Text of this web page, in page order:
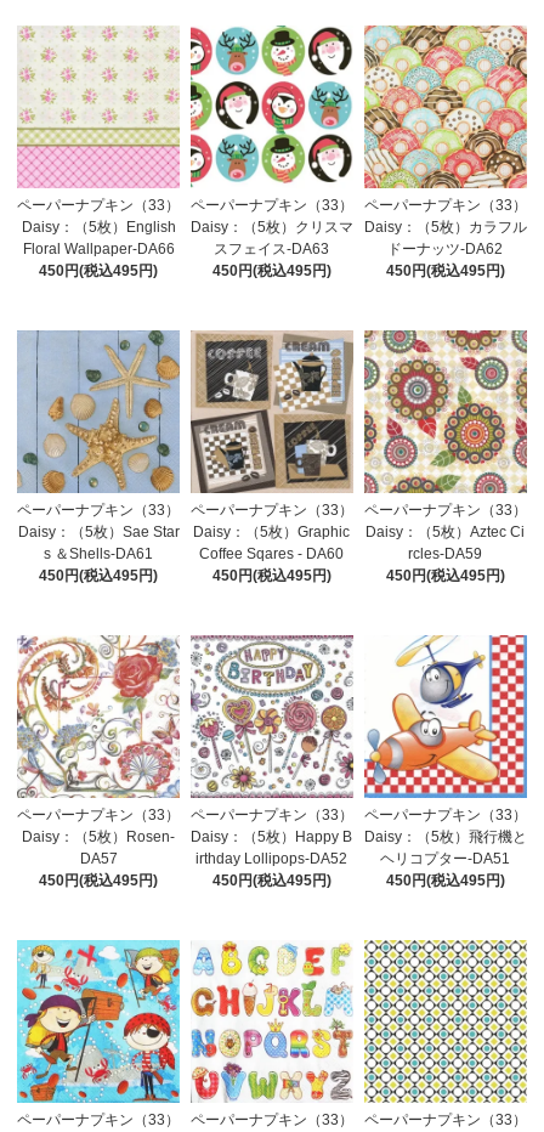
ペーパーナプキン（33）
Daisy：（5枚）English
Floral Wallpaper-DA66
450円(税込495円)
ペーパーナプキン（33）
Daisy：（5枚）クリスマ
スフェイス-DA63
450円(税込495円)
ペーパーナプキン（33）
Daisy：（5枚）カラフル
ドーナッツ-DA62
450円(税込495円)
ペーパーナプキン（33）
Daisy：（5枚）Sae Star
s ＆Shells-DA61
450円(税込495円)
ペーパーナプキン（33）
Daisy：（5枚）Graphic
Coffee Sqares - DA60
450円(税込495円)
ペーパーナプキン（33）
Daisy：（5枚）Aztec Ci
rcles-DA59
450円(税込495円)
ペーパーナプキン（33）
Daisy：（5枚）Rosen-
DA57
450円(税込495円)
ペーパーナプキン（33）
Daisy：（5枚）Happy B
irthday Lollipops-DA52
450円(税込495円)
ペーパーナプキン（33）
Daisy：（5枚）飛行機と
ヘリコプター-DA51
450円(税込495円)
ペーパーナプキン（33）
ペーパーナプキン（33）
ペーパーナプキン（33）